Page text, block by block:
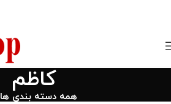
کاظم
همه دسته بندی ها